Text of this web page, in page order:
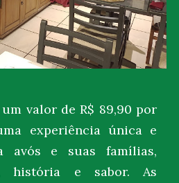
valor de R$ 89,90 por
experiência única e
avós e suas famílias,
história e sabor. As